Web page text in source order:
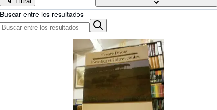
Colecciones
Libros antiguos
Buscar entre los resultados